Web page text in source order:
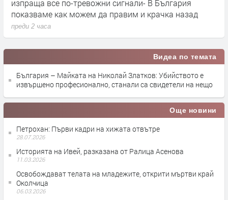
блок „Хан Тервел“ в българската зона на Черно море.
Какво значи това
преди 2 часа
Видеа по темата
България – Майката на Николай Златков: Убийството е
извършено професионално, станали са свидетели на нещо
Още новини
Петрохан: Първи кадри на хижата отвътре
28.07.2026
Историята на Ивей, разказана от Ралица Асенова
11.03.2026
Освобождават телата на младежите, открити мъртви край
Околчица
06.03.2026